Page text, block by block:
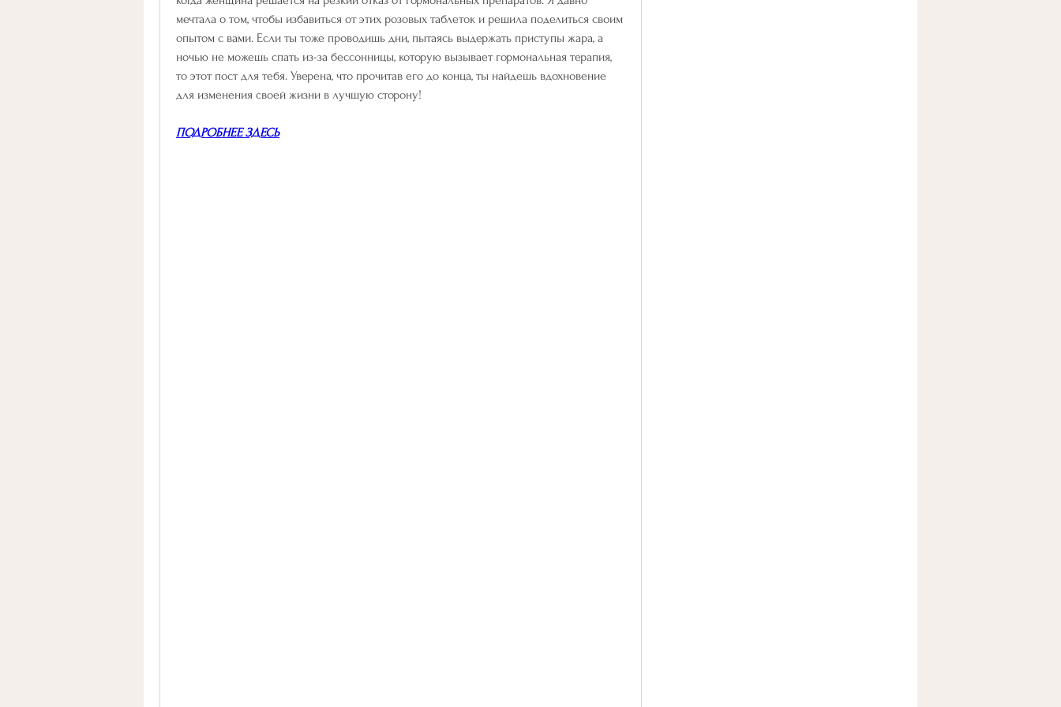
мечтала о том, чтобы избавиться от этих розовых таблеток и решила поделиться своим
опытом с вами. Если ты тоже проводишь дни, пытаясь выдержать приступы жара, а
ночью не можешь спать из-за бессонницы, которую вызывает гормональная терапия,
то этот пост для тебя. Уверена, что прочитав его до конца, ты найдешь вдохновение
для изменения своей жизни в лучшую сторону!
ПОДРОБНЕЕ ЗДЕСЬ